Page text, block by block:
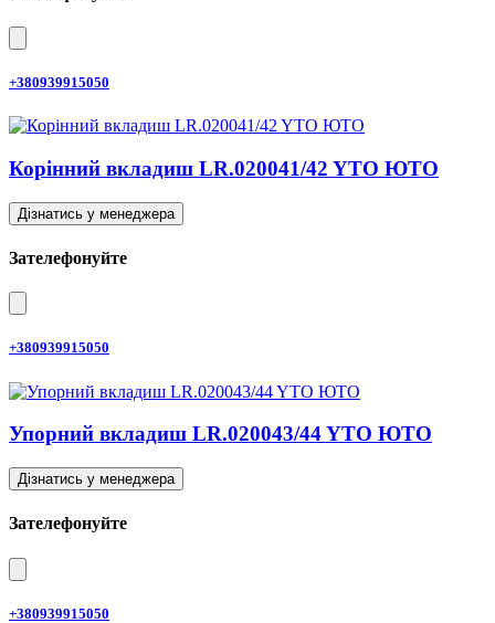
+380939915050
Корінний вкладиш LR.020041/42 YTO ЮТО
Дізнатись у менеджера
Зателефонуйте
+380939915050
Упорний вкладиш LR.020043/44 YTO ЮТО
Дізнатись у менеджера
Зателефонуйте
+380939915050